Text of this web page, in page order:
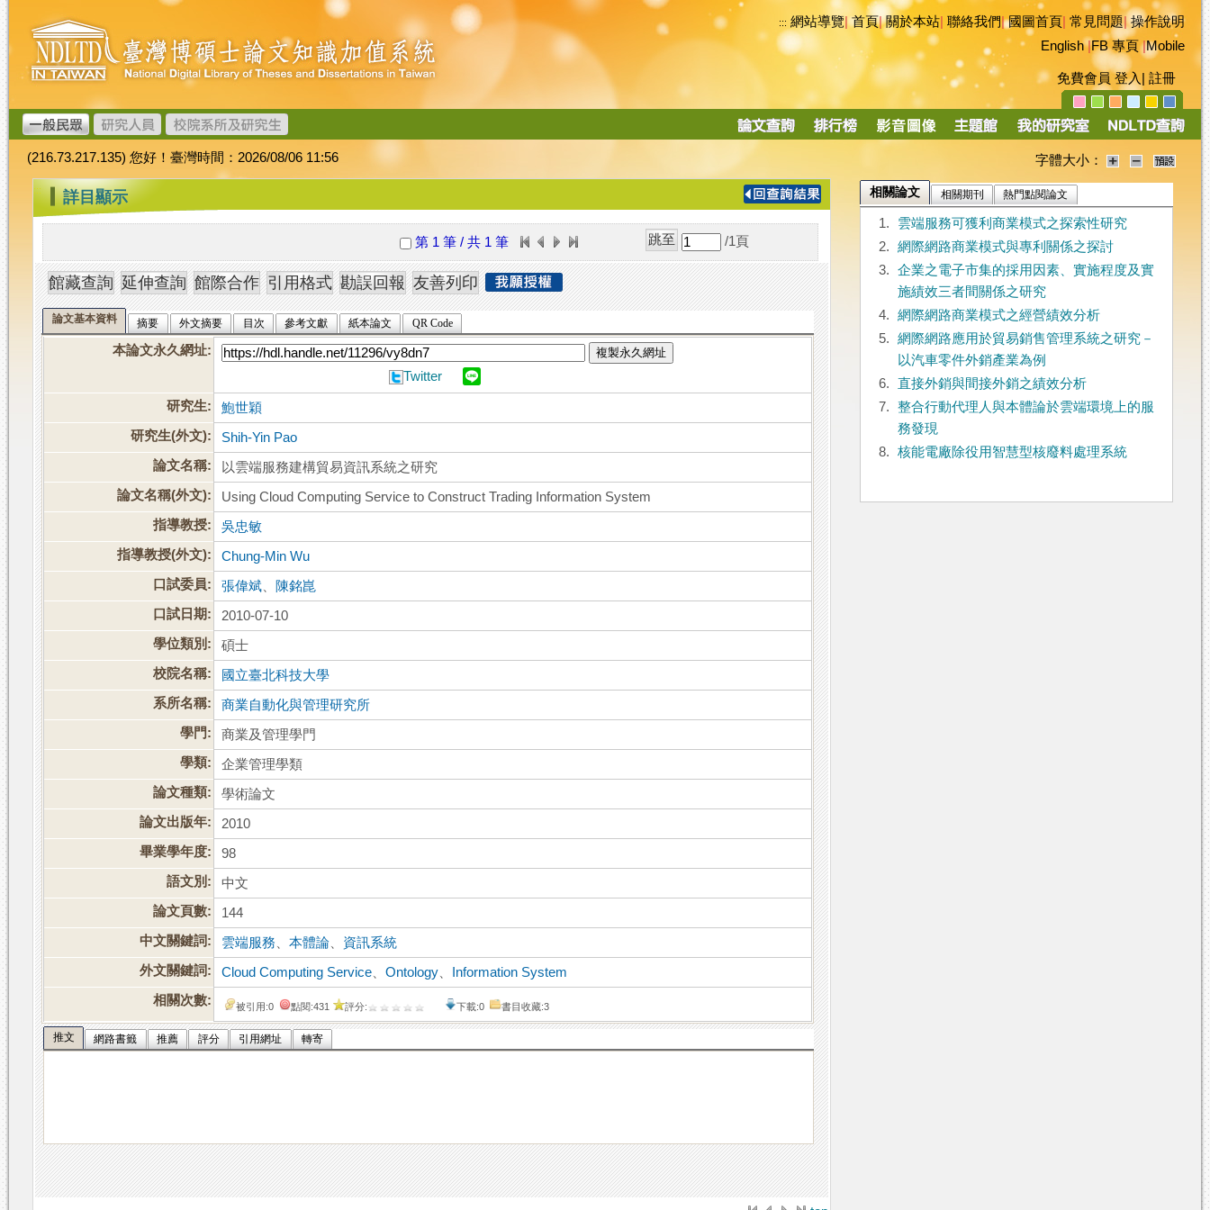
跳
到
主
要
內
容
臺
灣
博
碩
士
論
文
加
值
系
統
::: 網站導覽|首頁|關於本站 聯絡我們|國圖首頁 常見問題|操作說明
English|FB 專頁|Mobile
免費會員 登入 註冊
導
(216.73.217.135) 您好！臺灣時間：2026/08/06 11:56 字體大小：
::: 詳目顯示
第 1 筆 / 共 1 筆 /1 頁
論文基本資料 摘要 外文摘要 目次 參考文獻 紙本論文 QR Code
本論文永久網址: 複製永久網址
Twitter
研究生:
鮑世穎
研究生(外文):
Shih-Yin Pao
論文名稱:
以雲端服務建構貿易資訊系統之研究
論文名稱(外文):
Using Cloud Computing Service to Construct Trading Information System
指導教授:
吳忠敏
指導教授(外文):
Chung-Min Wu
口試委員:
張偉斌
陳銘崑
口試日期:
2010-07-10
學位類別:
碩士
校院名稱:
國立臺北科技大學
系所名稱:
商業自動化與管理研究所
學門:
商業及管理學門
學類:
企業管理學類
論文種類:
學術論文
論文出版年:
2010
畢業學年度:
98
語文別:
中文
論文頁數:
144
中文關鍵詞:
雲端服務 、本體論
資訊系統
外文關鍵詞:
Cloud Computing Service 、Ontology
Information System
相關次數:
被引用:0 點閱:431 評分: 下載:0 書目收藏:3
推文 網路書籤 推薦 評分 引用網址 轉寄
相關論文 相關期刊 熱門點閱論文
1.
雲端服務可獲利商業模式之探索性研究
2.
網際網路商業模式與專利關係之探討
3.
企業之電子市集的採用因素、實施程度及實
施績效三者間關係之研究
4.
網際網路商業模式之經營績效分析
5.
網際網路應用於貿易銷售管理系統之研究－
以汽車零件外銷產業為例
6.
直接外銷與間接外銷之績效分析
7.
整合行動代理人與本體論於雲端環境上的服
務發現
8.
核能電廠除役用智慧型核廢料處理系統